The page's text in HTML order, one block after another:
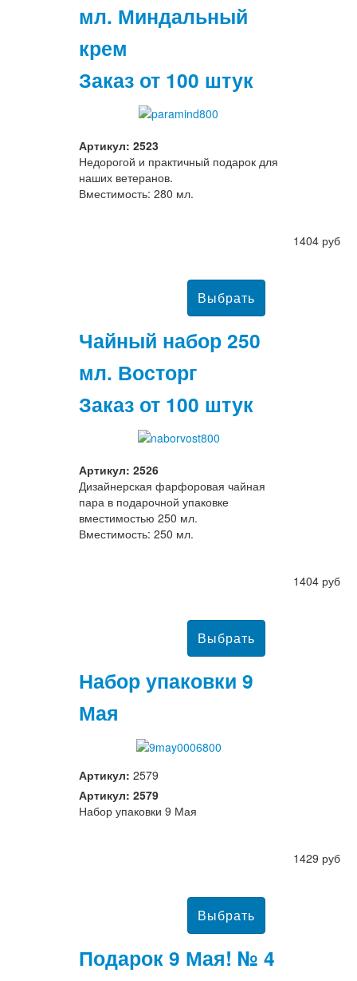
мл. Миндальный
крем
Заказ от 100 штук
Артикул: 2523
Недорогой и практичный подарок для
наших ветеранов.
Вместимость: 280 мл.
1404 руб
Чайный набор 250
мл. Восторг
Заказ от 100 штук
Артикул: 2526
Дизайнерская фарфоровая чайная
пара в подарочной упаковке
вместимостью 250 мл.
Вместимость: 250 мл.
1404 руб
Набор упаковки 9
Мая
Артикул: 2579
Артикул: 2579
Набор упаковки 9 Мая
1429 руб
Подарок 9 Мая! № 4